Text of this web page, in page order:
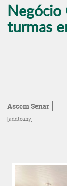
Negócio
turmas
Ascom Senar
[addtoany]